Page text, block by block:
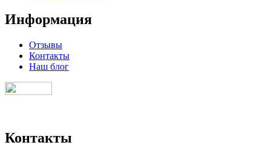
Информация
Отзывы
Контакты
Наш блог
Контакты